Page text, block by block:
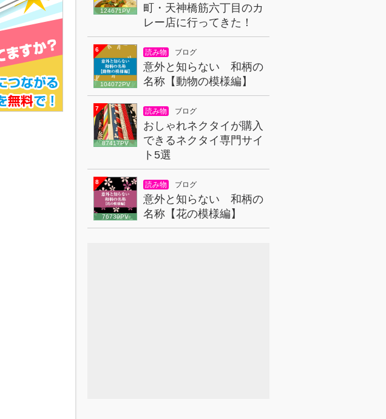
124671PV
町・天神橋筋六丁目のカ
レー店に行ってきた！
6
104072PV
読み物 ブログ
意外と知らない 和柄の
名称【動物の模様編】
7
87417PV
読み物 ブログ
おしゃれネクタイが購入
できるネクタイ専門サイ
ト5選
8
76739PV
読み物 ブログ
意外と知らない 和柄の
名称【花の模様編】